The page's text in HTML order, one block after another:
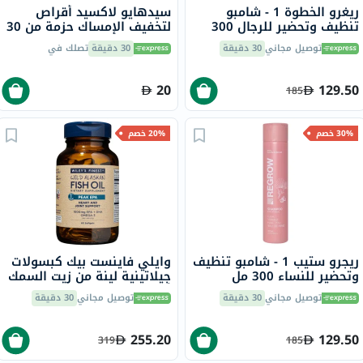
ريغرو الخطوة 1 - شامبو
تنظيف وتحضير للرجال 300
مل توصيل مجاني30 دقيقة
129.50
185
سيدهايو لاكسيد أقراص
لتخفيف الإمساك حزمة من 30
30 دقيقة تصلك في
20
30% خصم
ريجرو ستيب 1 - شامبو تنظيف
وتحضير للنساء 300 مل
توصيل مجاني30 دقيقة
129.50
185
20% خصم
وايلي فاينست بيك كبسولات
جيلاتينية لينة من زيت السمك
أوميغا 3 بتركيز 1000 ملجم
من حمض إيكوسابنتينويك
توصيل مجاني30 دقيقة
255.20
319